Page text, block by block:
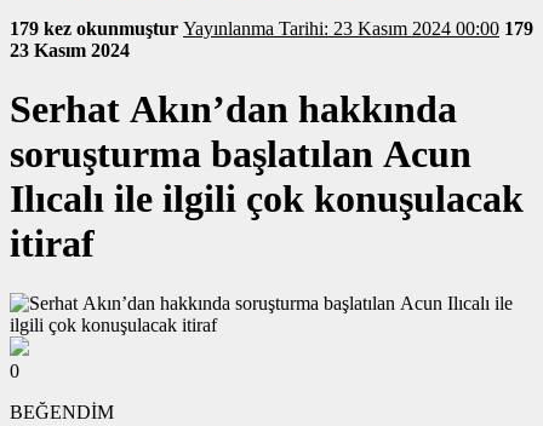
179 kez okunmuştur
Yayınlanma Tarihi: 23 Kasım 2024 00:00 179
23 Kasım 2024
Serhat Akın’dan hakkında
soruşturma başlatılan Acun
Ilıcalı ile ilgili çok konuşulacak
itiraf
0
BEĞENDİM